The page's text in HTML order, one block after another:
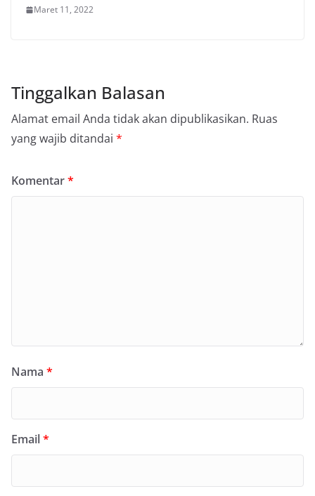
Maret 11, 2022
Tinggalkan Balasan
Alamat email Anda tidak akan dipublikasikan. Ruas
yang wajib ditandai *
Komentar*
Nama *
Email*